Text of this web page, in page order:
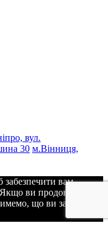
вул.
30 м.Вінниця,
вам
ви продовжите
що ви задоволені